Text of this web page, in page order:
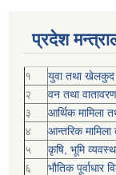
प्रदेश
१
युवा तथा खेलकुद
२
वन तथा
३
आर्थिक मामिला
४
आन्तरिक
५
कृषि, भूमि
६
भौतिक पूर्वाधार